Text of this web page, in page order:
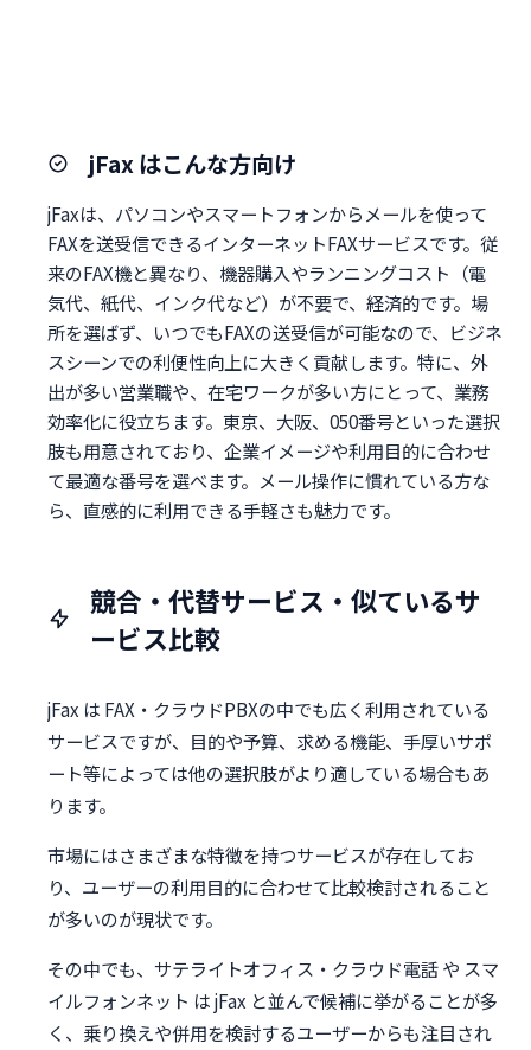
jFax はこんな方向け
jFaxは、パソコンやスマートフォンからメールを使って
FAXを送受信できるインターネットFAXサービスです。従
来のFAX機と異なり、機器購入やランニングコスト（電
気代、紙代、インク代など）が不要で、経済的です。場
所を選ばず、いつでもFAXの送受信が可能なので、ビジネ
スシーンでの利便性向上に大きく貢献します。特に、外
出が多い営業職や、在宅ワークが多い方にとって、業務
効率化に役立ちます。東京、大阪、050番号といった選択
肢も用意されており、企業イメージや利用目的に合わせ
て最適な番号を選べます。メール操作に慣れている方な
ら、直感的に利用できる手軽さも魅力です。
競合・代替サービス・似ているサ
ービス比較
jFax は FAX・クラウドPBXの中でも広く利用されている
サービスですが、目的や予算、求める機能、手厚いサポ
ート等によっては他の選択肢がより適している場合もあ
ります。
市場にはさまざまな特徴を持つサービスが存在してお
り、ユーザーの利用目的に合わせて比較検討されること
が多いのが現状です。
その中でも、サテライトオフィス・クラウド電話 や スマ
イルフォンネット は jFax と並んで候補に挙がることが多
く、乗り換えや併用を検討するユーザーからも注目され